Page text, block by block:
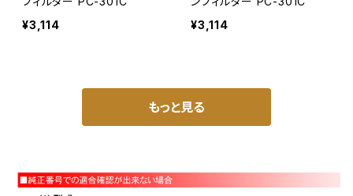
¥3,114
¥3,114
もっと見る